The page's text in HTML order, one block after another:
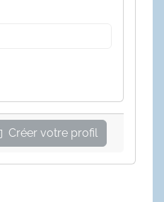
Créer votre profil